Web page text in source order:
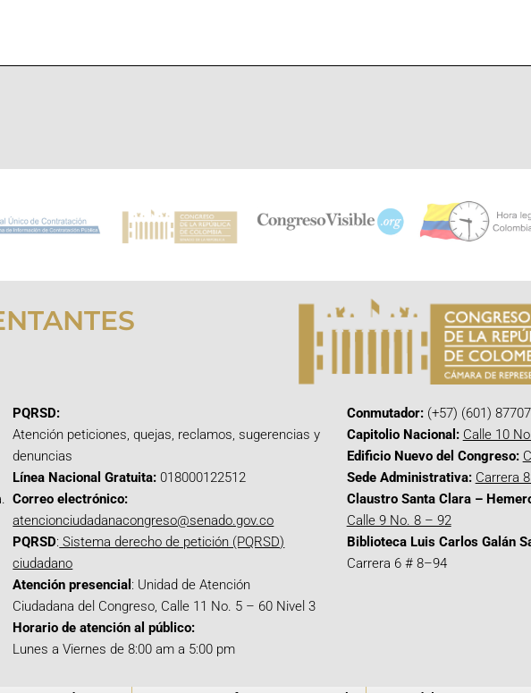
PQRSD:
Atención peticiones, quejas, reclamos, sugerencias y
denuncias
Línea Nacional Gratuita: 018000122512
Correo electrónico:
atencionciudadanacongreso@senado.gov.co
PQRSD: Sistema derecho de petición (PQRSD)
ciudadano
Atención presencial : Unidad de Atención
Ciudadana del Congreso, Calle 11 No. 5 – 60 Nivel 3
Horario de atención al público:
Lunes a Viernes de 8:00 am a 5:00 pm
Conmutador:(+57) (601)
Capitolio Nacional: Calle 10
Edificio Nuevo del Congreso:
Sede Administrativa: Carrera
Claustro Santa Clara –
Calle 9 No. 8 – 92
Biblioteca Luis Carlos Galán
Carrera 6 # 8–94